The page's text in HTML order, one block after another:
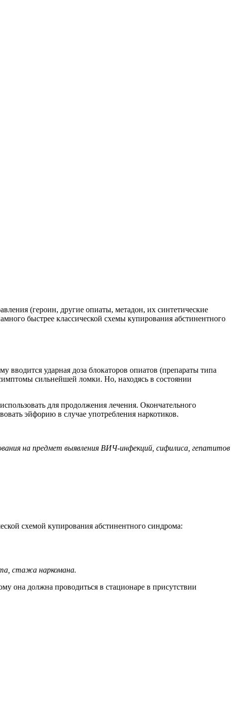
(героин, другие опиаты, метадон, их синтетические
быстрее классической схемы купирования абстинентного
ударная доза блокаторов опиатов (препараты типа
сильнейшей ломки. Но, находясь в состоянии
для продолжения лечения. Окончательного
эйфорию в случае употребления наркотиков.
на предмет выявления ВИЧ-инфекций, сифилиса, гепатитов
схемой купирования абстинентного синдрома:
стажа наркомана.
она должна проводиться в стационаре в присутствии